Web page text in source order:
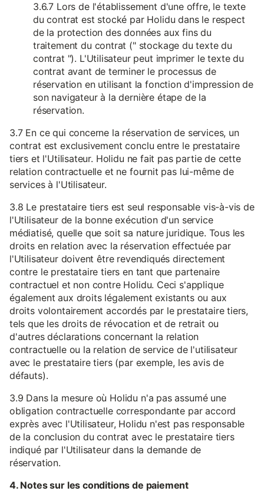
3.6.7 Lors de l'établissement d'une offre, le texte
du contrat est stocké par Holidu dans le respect
de la protection des données aux fins du
traitement du contrat (" stockage du texte du
contrat "). L'Utilisateur peut imprimer le texte du
contrat avant de terminer le processus de
réservation en utilisant la fonction d'impression de
son navigateur à la dernière étape de la
réservation.
3.7 En ce qui concerne la réservation de services, un
contrat est exclusivement conclu entre le prestataire
tiers et l'Utilisateur. Holidu ne fait pas partie de cette
relation contractuelle et ne fournit pas lui-même de
services à l'Utilisateur.
3.8 Le prestataire tiers est seul responsable vis-à-vis de
l'Utilisateur de la bonne exécution d'un service
médiatisé, quelle que soit sa nature juridique. Tous les
droits en relation avec la réservation effectuée par
l'Utilisateur doivent être revendiqués directement
contre le prestataire tiers en tant que partenaire
contractuel et non contre Holidu. Ceci s'applique
également aux droits légalement existants ou aux
droits volontairement accordés par le prestataire tiers,
tels que les droits de révocation et de retrait ou
d'autres déclarations concernant la relation
contractuelle ou la relation de service de l'utilisateur
avec le prestataire tiers (par exemple, les avis de
défauts).
3.9 Dans la mesure où Holidu n'a pas assumé une
obligation contractuelle correspondante par accord
exprès avec l'Utilisateur, Holidu n'est pas responsable
de la conclusion du contrat avec le prestataire tiers
indiqué par l'Utilisateur dans la demande de
réservation.
4. Notes sur les conditions de paiement